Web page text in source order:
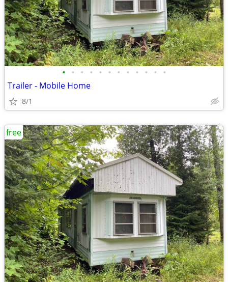
• • • • • • • • • • • •
Trailer - Mobile Home
8/1
free